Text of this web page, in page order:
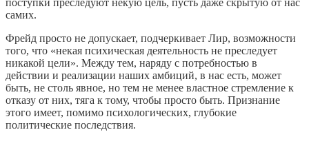
самих.
Фрейд просто не допускает, подчеркивает Лир, возможности
того, что «некая психическая деятельность не преследует
никакой цели». Между тем, наряду с потребностью в
действии и реализации наших амбиций, в нас есть, может
быть, не столь явное, но тем не менее властное стремление к
отказу от них, тяга к тому, чтобы просто быть. Признание
этого имеет, помимо психологических, глубокие
политические последствия.